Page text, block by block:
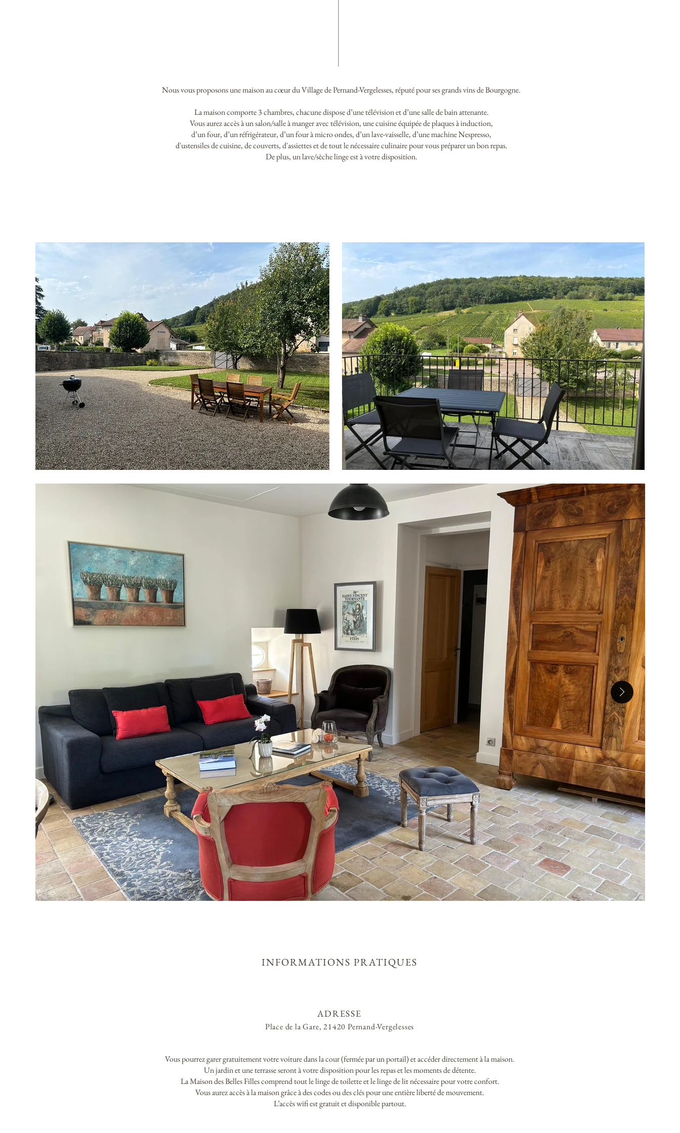
Nous vous proposons une maison au cœur du Village de Pernand-Vergelesses,réputé pour ses grands vins de Bourgogne.
La maison comporte 3 chambres, chacune dispose d’une télévisionet d’une salle de bain attenante.
Vous aurez accès à un salon/salle à manger avec télévision, une cuisine équipée de plaques à induction,
d’un four, d’un réfrigérateur, d’un four à micro ondes, d’un lave-vaisselle, d’une machine Nespresso,
d'ustensiles de cuisine, de couverts, d'assiettes et de tout le nécessaire culinaire pour vous préparerun bon repas.
De plus, un lave/sèche linge est à votre disposition.
INFORMATIONS PRATIQUES
ADRESSE
Place de la Gare,21420 Pernand-Vergelesses
Vous pourrez garer gratuitement votre voiture dans la cour (fermée par un portail) et accéder directement à la maison.
Un jardin et une terrasse seront à votre disposition pour les repas et les moments de détente.
La Maison des Belles Filles comprend tout le linge de toilette et le linge de lit nécessairepour votre confort.
Vous aurez accès à la maison grâce à des codes ou des clés pour une entière liberté de mouvement.
L’accès wifi est gratuit et disponible partout.